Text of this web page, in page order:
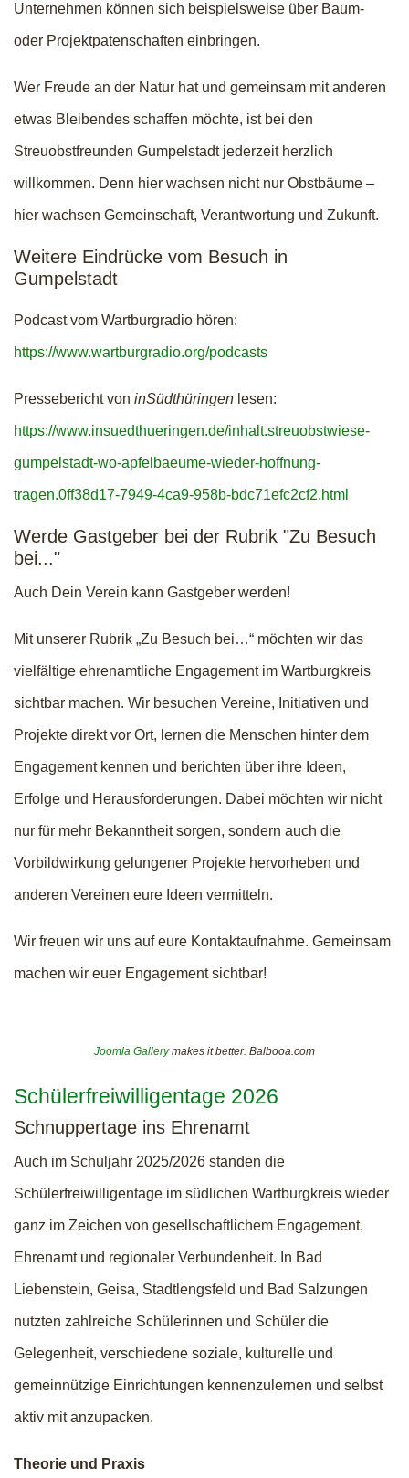
Unternehmen können sich beispielsweise über Baum-
oder Projektpatenschaften einbringen.
Wer Freude an der Natur hat und gemeinsam mit anderen
etwas Bleibendes schaffen möchte, ist bei den
Streuobstfreunden Gumpelstadt jederzeit herzlich
willkommen. Denn hier wachsen nicht nur Obstbäume –
hier wachsen Gemeinschaft, Verantwortung und Zukunft.
Weitere Eindrücke vom Besuch in
Gumpelstadt
Podcast vom Wartburgradio hören:
https://www.wartburgradio.org/podcasts
Pressebericht von inSüdthüringen lesen:
https://www.insuedthueringen.de/inhalt.streuobstwiese-
gumpelstadt-wo-apfelbaeume-wieder-hoffnung-
tragen.0ff38d17-7949-4ca9-958b-bdc71efc2cf2.html
Werde Gastgeber bei der Rubrik "Zu Besuch
bei..."
Auch Dein Verein kann Gastgeber werden!
Mit unserer Rubrik „Zu Besuch bei…“ möchten wir das
vielfältige ehrenamtliche Engagement im Wartburgkreis
sichtbar machen. Wir besuchen Vereine, Initiativen und
Projekte direkt vor Ort, lernen die Menschen hinter dem
Engagement kennen und berichten über ihre Ideen,
Erfolge und Herausforderungen. Dabei möchten wir nicht
nur für mehr Bekanntheit sorgen, sondern auch die
Vorbildwirkung gelungener Projekte hervorheben und
anderen Vereinen eure Ideen vermitteln.
Wir freuen wir uns auf eure Kontaktaufnahme. Gemeinsam
machen wir euer Engagement sichtbar!
Joomla Gallerymakes it better. Balbooa.com
Schülerfreiwilligentage 2026
Schnuppertage ins Ehrenamt
Auch im Schuljahr 2025/2026 standen die
Schülerfreiwilligentage im südlichen Wartburgkreis wieder
ganz im Zeichen von gesellschaftlichem Engagement,
Ehrenamt und regionaler Verbundenheit. In Bad
Liebenstein, Geisa, Stadtlengsfeld und Bad Salzungen
nutzten zahlreiche Schülerinnen und Schüler die
Gelegenheit, verschiedene soziale, kulturelle und
gemeinnützige Einrichtungen kennenzulernen und selbst
aktiv mit anzupacken.
Theorie und Praxis